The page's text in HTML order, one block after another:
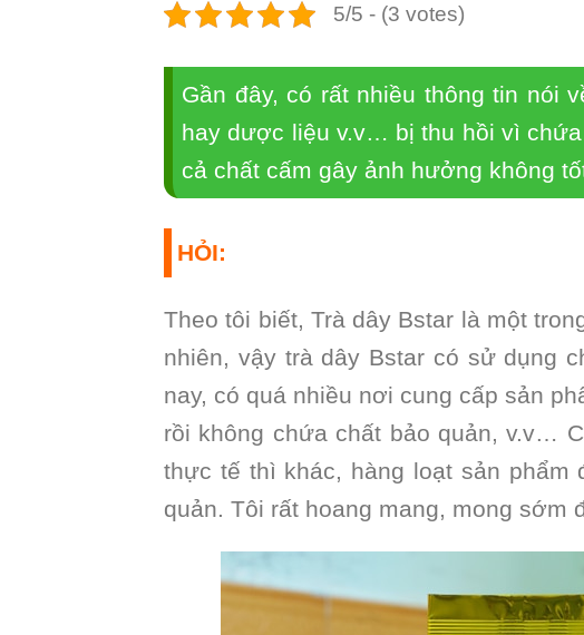
5/5 - (3 votes)
Gần đây, có rất nhiều thông tin nói
hay dược liệu v.v… bị thu hồi vì
cả chất cấm gây ảnh hưởng không
HỎI:
Theo tôi biết, Trà dây Bstar là một
nhiên, vậy trà dây Bstar có sử dụng
nay, có quá nhiều nơi cung cấp sản
rồi không chứa chất bảo quản, v.v…
thực tế thì khác, hàng loạt sản
quản. Tôi rất hoang mang, mong sớm